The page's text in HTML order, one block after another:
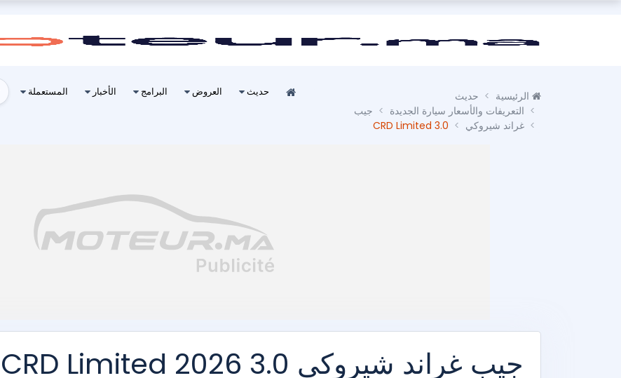
حديث العروض البرامج الأخبار المستعملة
حديث
التعريفات والأسعار سيارة الجديدة
جيب
غراند شيروكي
3.0 CRD Limited